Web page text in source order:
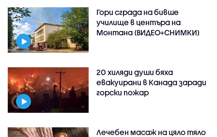
Гори сграда на бивше
училище в центъра на
Монтана (ВИДЕО+СНИМКИ)
20 хиляди души бяха
евакуирани в Канада заради
горски пожар
Лечебен масаж на цяло тяло